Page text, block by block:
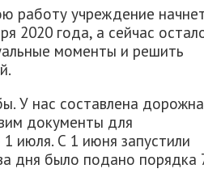
работу учреждение
2020 года, а сейчас
моменты и решить
У нас составлена
документы для
июля. С 1 июня запустили
дня было подано порядка